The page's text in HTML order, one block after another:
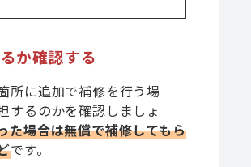
か確認する
所に追加で補修を行う場
するのかを確認しましょ
た場合は無償で補修してもら
です。